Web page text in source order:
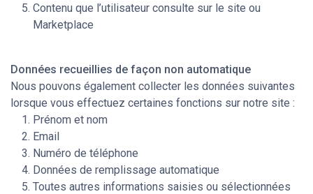
Contenu que l’utilisateur consulte sur le site ou
Marketplace
Données recueillies de façon non automatique
Nous pouvons également collecter les données suivantes
lorsque vous effectuez certaines fonctions sur notre site :
Prénom et nom
Email
Numéro de téléphone
Données de remplissage automatique
Toutes autres informations saisies ou sélectionnées